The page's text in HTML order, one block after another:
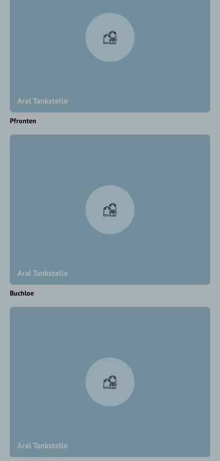
Aral Tankstelle
Pfronten
Aral Tankstelle
Buchloe
Aral Tankstelle